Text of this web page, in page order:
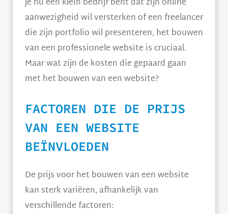
aanwezigheid wil versterken of een freelancer
die zijn portfolio wil presenteren, het bouwen
van een professionele website is cruciaal.
Maar wat zijn de kosten die gepaard gaan
met het bouwen van een website?
FACTOREN DIE DE PRIJS
VAN EEN WEBSITE
BEÏNVLOEDEN
De prijs voor het bouwen van een website
kan sterk variëren, afhankelijk van
verschillende factoren: